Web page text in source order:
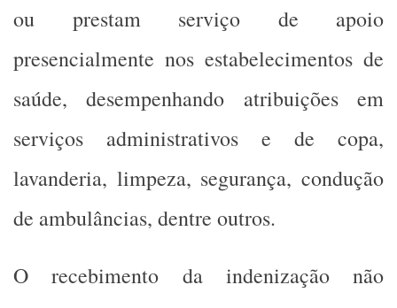
ou prestam serviço de apoio
presencialmente nos estabelecimentos de
saúde, desempenhando atribuições em
serviços administrativos e de copa,
lavanderia, limpeza, segurança, condução
de ambulâncias, dentre outros.
O recebimento da indenização não